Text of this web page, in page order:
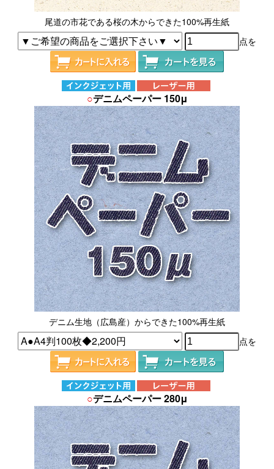
尾道の市花である桜の木からできた100%再生紙
点を
○デニムペーパー 150μ
デニム生地（広島産）からできた100%再生紙
点を
○デニムペーパー 280μ